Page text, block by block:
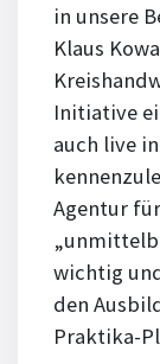
in unsere
Klaus
Initiative
auch live
Agentur
wichtig
den
Praktika-